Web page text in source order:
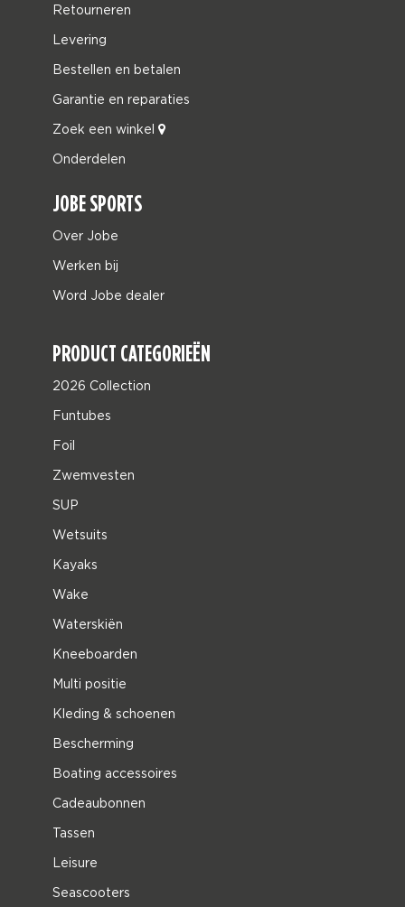
Retourneren
Levering
Bestellen en betalen
Garantie en reparaties
Zoek een winkel
Onderdelen
JOBE SPORTS
Over Jobe
Werken bij
Word Jobe dealer
PRODUCT CATEGORIEËN
2026 Collection
Funtubes
Foil
Zwemvesten
SUP
Wetsuits
Kayaks
Wake
Waterskiën
Kneeboarden
Multi positie
Kleding & schoenen
Bescherming
Boating accessoires
Cadeaubonnen
Tassen
Leisure
Seascooters